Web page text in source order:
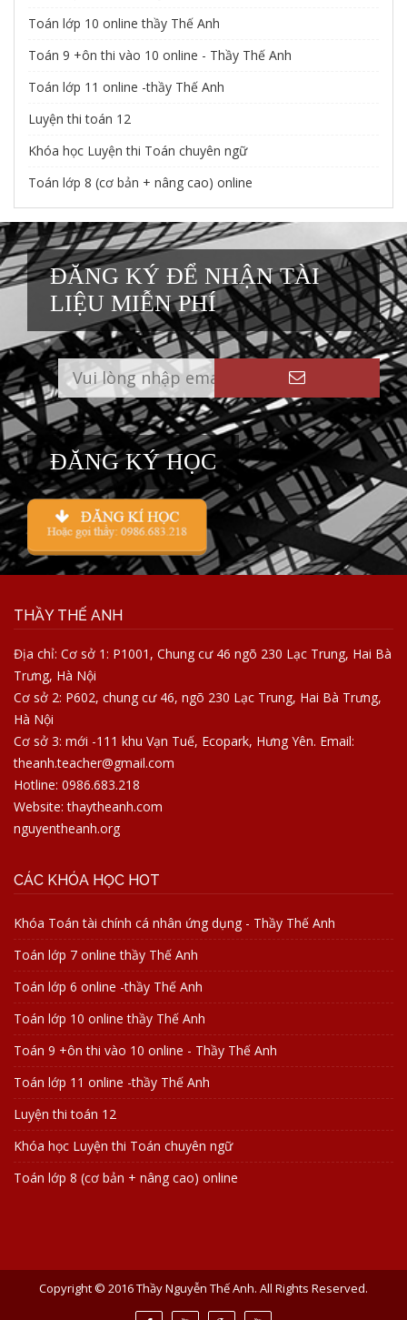
Toán lớp 10 online thầy Thế Anh
Toán 9 +ôn thi vào 10 online - Thầy Thế Anh
Toán lớp 11 online -thầy Thế Anh
Luyện thi toán 12
Khóa học Luyện thi Toán chuyên ngữ
Toán lớp 8 (cơ bản + nâng cao) online
ĐĂNG KÝ ĐỂ NHẬN TÀI
LIỆU MIỄN PHÍ
ĐĂNG KÝ HỌC
THẦY THẾ ANH
Địa chỉ: Cơ sở 1: P1001, Chung cư 46 ngõ 230 Lạc Trung, Hai Bà
Trưng, Hà Nội
Cơ sở 2: P602, chung cư 46, ngõ 230 Lạc Trung, Hai Bà Trưng,
Hà Nội
Cơ sở 3: mới -111 khu Vạn Tuế, Ecopark, Hưng Yên. Email:
theanh.teacher@gmail.com
Hotline: 0986.683.218
Website: thaytheanh.com
nguyentheanh.org
CÁC KHÓA HỌC HOT
Khóa Toán tài chính cá nhân ứng dụng - Thầy Thế Anh
Toán lớp 7 online thầy Thế Anh
Toán lớp 6 online -thầy Thế Anh
Toán lớp 10 online thầy Thế Anh
Toán 9 +ôn thi vào 10 online - Thầy Thế Anh
Toán lớp 11 online -thầy Thế Anh
Luyện thi toán 12
Khóa học Luyện thi Toán chuyên ngữ
Toán lớp 8 (cơ bản + nâng cao) online
Copyright © 2016 Thầy Nguyễn Thế Anh. All Rights Reserved.